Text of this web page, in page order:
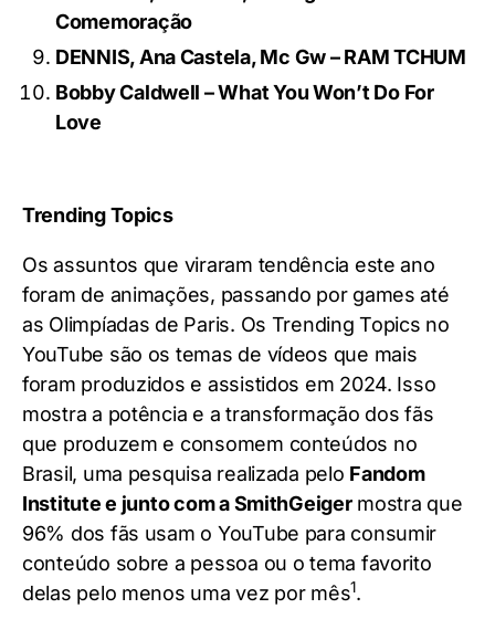
Comemoração
DENNIS, Ana Castela, Mc Gw – RAM TCHUM
Bobby Caldwell – What You Won’t Do For
Love
Trending Topics
Os assuntos que viraram tendência este ano
foram de animações, passando por games até
as Olimpíadas de Paris. Os Trending Topics no
YouTube são os temas de vídeos que mais
foram produzidos e assistidos em 2024. Isso
mostra a potência e a transformação dos fãs
que produzem e consomem conteúdos no
Brasil, uma pesquisa realizada pelo Fandom
Institute e junto com a SmithGeigermostra que
96% dos fãs usam o YouTube para consumir
conteúdo sobre a pessoa ou o tema favorito
delas pelo menos uma vez por mês1.